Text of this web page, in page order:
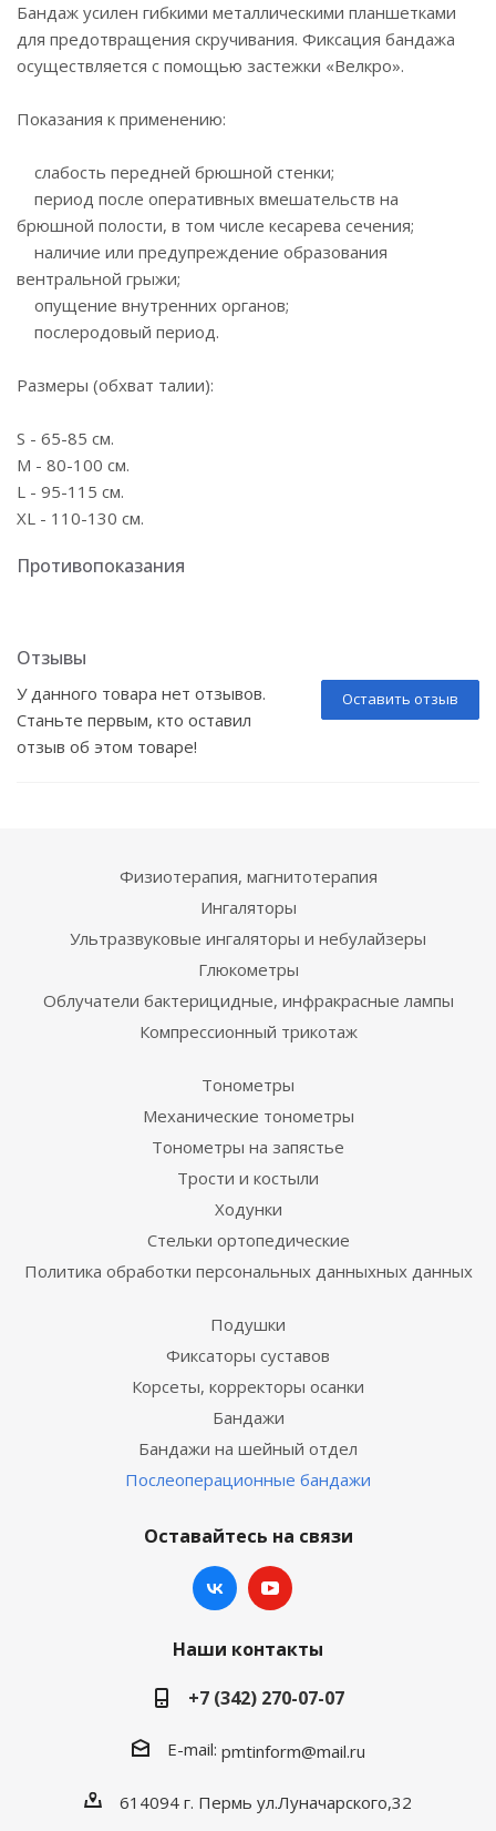
Бандаж усилен гибкими металлическими планшетками
для предотвращения скручивания. Фиксация бандажа
осуществляется с помощью застежки «Велкро».
Показания к применению:
слабость передней брюшной стенки;
период после оперативных вмешательств на
брюшной полости, в том числе кесарева сечения;
наличие или предупреждение образования
вентральной грыжи;
опущение внутренних органов;
послеродовый период.
Размеры (обхват талии):
S - 65-85 см.
М - 80-100 см.
L - 95-115 см.
XL - 110-130 см.
Противопоказания
Отзывы
Оставить отзыв
У данного товара нет отзывов.
Станьте первым, кто оставил
отзыв об этом товаре!
Физиотерапия, магнитотерапия
Ингаляторы
Ультразвуковые ингаляторы и небулайзеры
Глюкометры
Облучатели бактерицидные, инфракрасные лампы
Компрессионный трикотаж
Тонометры
Механические тонометры
Тонометры на запястье
Трости и костыли
Ходунки
Стельки ортопедические
Политика обработки персональных данныхных данных
Подушки
Фиксаторы суставов
Корсеты, корректоры осанки
Бандажи
Бандажи на шейный отдел
Послеоперационные бандажи
Оставайтесь на связи
Наши контакты
+7 (342) 270-07-07
E-mail: pmtinform@mail.ru
614094 г. Пермь ул.Луначарского,32